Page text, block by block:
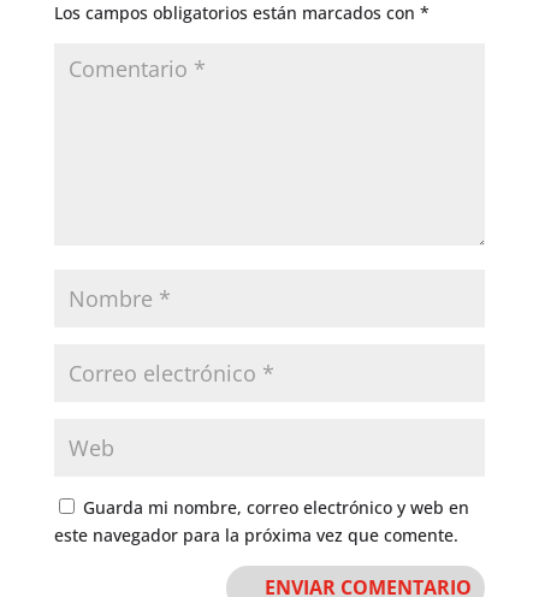
Los campos obligatorios están marcados con *
Guarda mi nombre, correo electrónico y web en
este navegador para la próxima vez que comente.